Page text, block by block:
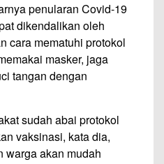
penularan Covid-19
dikendalikan oleh
cara mematuhi protokol
masker, jaga
tangan dengan
sudah abai protokol
vaksinasi, kata dia,
warga akan mudah